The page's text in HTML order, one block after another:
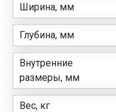
Ширина, мм
Глубина, мм
Внутренние
размеры, мм
Вес, кг